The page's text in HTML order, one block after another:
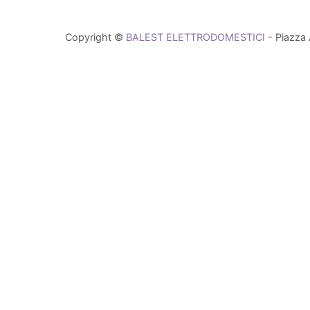
Copyright © BALEST ELETTRODOMESTICI - Piazza